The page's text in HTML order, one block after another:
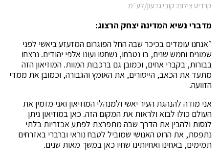
קרדיט צילום: קובי גדעון/לע״מ
מדברי נשיא המדינה יצחק הרצוג:
״אנחנו עומדים בכיכר שבה החל הפוגרום המזעזע ביאשי לפני
שמונים וחמש שנים, בו נטבחו, נשחטו ועונו אלפי יהודים. נרצחו
בבורות, בקברי אחים, וכמובן גם ברכבות המוות. המוזיאון הזה
מתעד את הכאב, הייסורים, את האומץ והגבורה, וכמובן את ממדי
הזוועה.
אני מודה להנהגת העיר יאשי ולמנהלי המוזיאון ואני מזמין את
העולם כולו לבוא ולראות את המקום הזה. כאן במוזיאון ניתן
לנסות ולהבין את הדרך שבה מתפרצת לפתע אכזריות בלתי
נתפסת, את הרוט האנושי שמוביל לטבח נוראי וברברי באזרחים
תמימים, באחינו ואחיותינו שחיו כאן במשך מאות שנים.